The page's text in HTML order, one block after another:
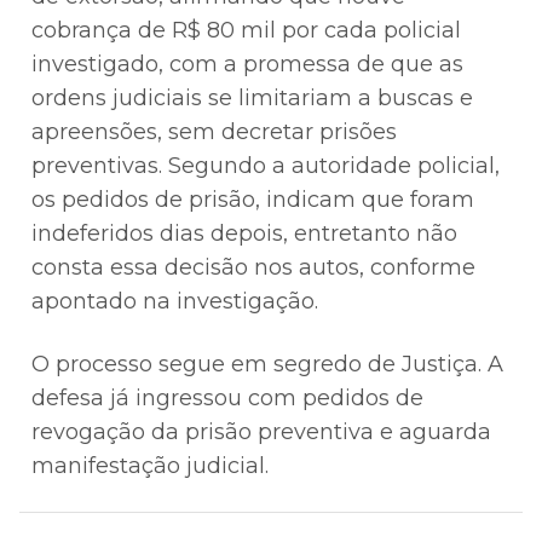
cobrança de R$ 80 mil por cada policial
investigado, com a promessa de que as
ordens judiciais se limitariam a buscas e
apreensões, sem decretar prisões
preventivas. Segundo a autoridade policial,
os pedidos de prisão, indicam que foram
indeferidos dias depois, entretanto não
consta essa decisão nos autos, conforme
apontado na investigação.
O processo segue em segredo de Justiça. A
defesa já ingressou com pedidos de
revogação da prisão preventiva e aguarda
manifestação judicial.